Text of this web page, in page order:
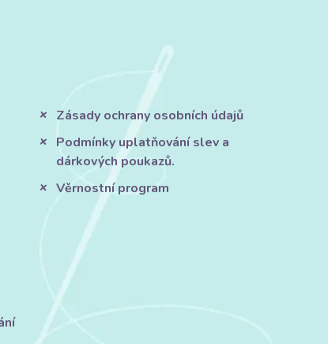
Zásady ochrany osobních údajů
Podmínky uplatňování slev a
dárkových poukazů.
Věrnostní program